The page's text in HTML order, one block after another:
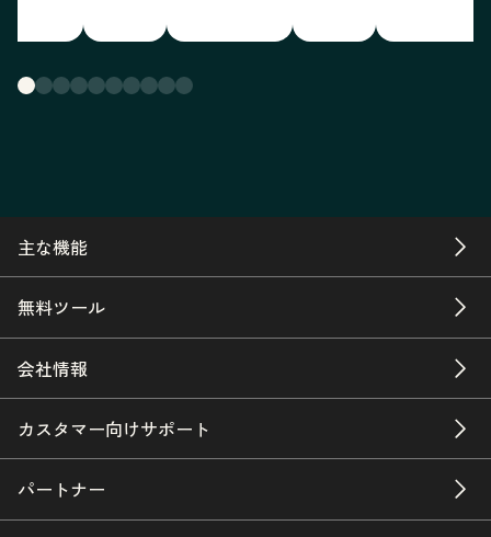
主な機能
無料ツール
会社情報
カスタマー向けサポート
パートナー